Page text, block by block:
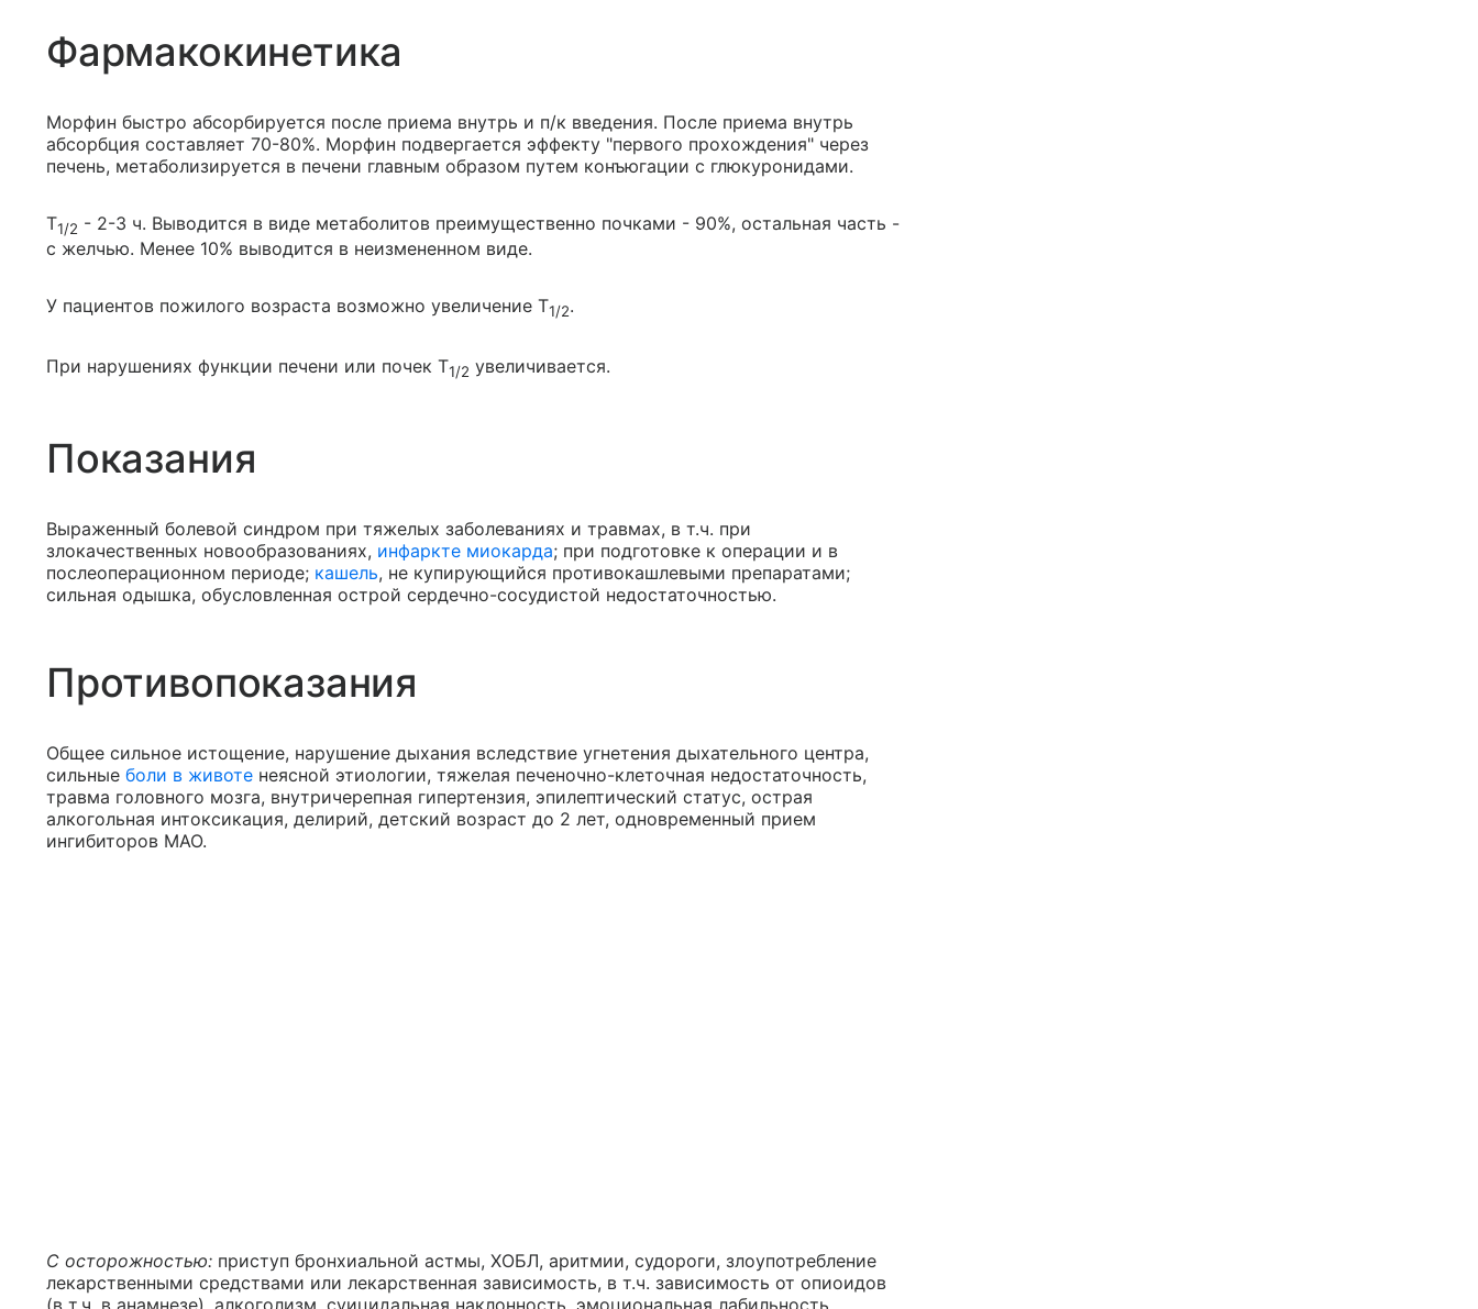
Фармакокинетика
Морфин быстро абсорбируется после приема внутрь и п/к введения. После приема внутрь
абсорбция составляет 70-80%. Морфин подвергается эффекту "первого прохождения" через
печень, метаболизируется в печени главным образом путем конъюгации с глюкуронидами.
T1/2 - 2-3 ч. Выводится в виде метаболитов преимущественно почками - 90%, остальная часть -
с желчью. Менее 10% выводится в неизмененном виде.
У пациентов пожилого возраста возможно увеличение T1/2.
При нарушениях функции печени или почек T1/2 увеличивается.
Показания
Выраженный болевой синдром при тяжелых заболеваниях и травмах, в т.ч. при
злокачественных новообразованиях, инфаркте миокарда; при подготовке к операции и в
послеоперационном периоде; кашель, не купирующийся противокашлевыми препаратами;
сильная одышка, обусловленная острой сердечно-сосудистой недостаточностью.
Противопоказания
Общее сильное истощение, нарушение дыхания вследствие угнетения дыхательного центра,
сильные боли в животе неясной этиологии, тяжелая печеночно-клеточная недостаточность,
травма головного мозга, внутричерепная гипертензия, эпилептический статус, острая
алкогольная интоксикация, делирий, детский возраст до 2 лет, одновременный прием
ингибиторов МАО.
С осторожностью: приступ бронхиальной астмы, ХОБЛ, аритмии, судороги, злоупотребление
лекарственными средствами или лекарственная зависимость, в т.ч. зависимость от опиоидов
(в т.ч. в анамнезе), алкоголизм, суицидальная наклонность, эмоциональная лабильность,